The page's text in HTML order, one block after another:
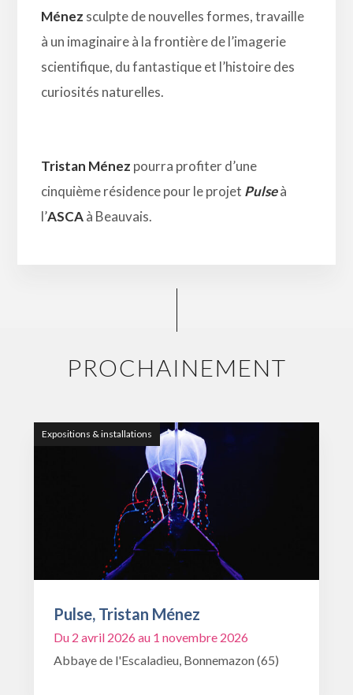
Ménez sculpte de nouvelles formes, travaille
à un imaginaire à la frontière de l’imagerie
scientifique, du fantastique et l’histoire des
curiosités naturelles.
Tristan Ménez pourra profiter d’une
cinquième résidence pour le projet Pulseà
l’ASCAà Beauvais.
PROCHAINEMENT
Expositions & installations
Pulse, Tristan Ménez
Du 2 avril 2026 au 1 novembre 2026
Abbaye de l'Escaladieu, Bonnemazon (65)